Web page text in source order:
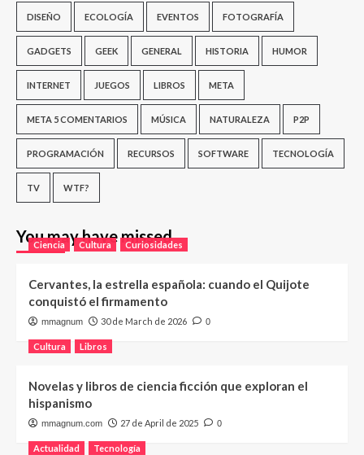
DISEÑO ECOLOGÍA EVENTOS FOTOGRAFÍA
GADGETS GEEK GENERAL HISTORIA HUMOR
INTERNET JUEGOS LIBROS META
META 5 COMENTARIOS MÚSICA NATURALEZA P2P
PROGRAMACIÓN RECURSOS SOFTWARE TECNOLOGÍA
TV WTF?
You may have missed
Ciencia Cultura Curiosidades
Cervantes, la estrella española: cuando el Quijote
conquistó el firmamento
mmagnum 30 de March de 2026 0
Cultura Libros
Novelas y libros de ciencia ficción que exploran el
hispanismo
mmagnum.com 27 de April de 2025 0
Actualidad Tecnología